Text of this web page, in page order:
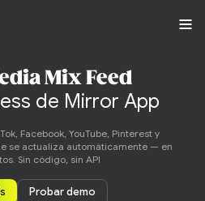
Mix Feed
de Mirror App
Facebook, YouTube, Pinterest y
se actualiza automáticamente — en
Sin código, sin API
Probar demo